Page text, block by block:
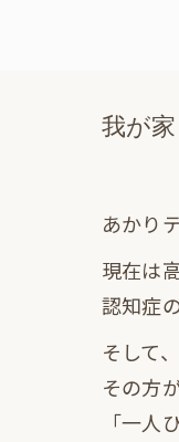
我が
あかり
現在は
認知症
そして
その方
「一